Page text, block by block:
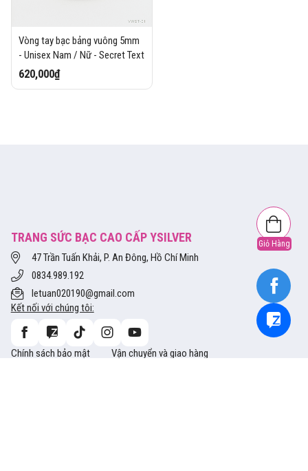
Giỏ Hàng
Vòng tay bạc bảng vuông 5mm
- Unisex Nam / Nữ - Secret Text
620,000₫
TRANG SỨC BẠC CAO CẤP YSILVER
47 Trần Tuấn Khải, P. An Đông, Hồ Chí Minh
0834.989.192
letuan020190@gmail.com
Kết nối với chúng tôi:
Chính sách bảo mật
Vận chuyển và giao hàng